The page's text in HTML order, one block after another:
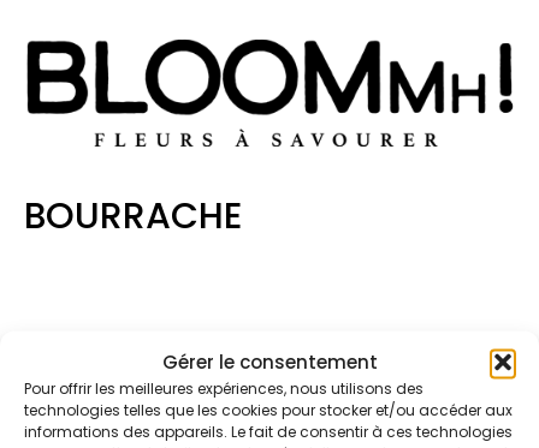
Gérer le consentement
Pour offrir les meilleures expériences, nous utilisons des
technologies telles que les cookies pour stocker et/ou accéder aux
informations des appareils. Le fait de consentir à ces technologies
BOURRACHE